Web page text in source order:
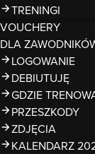
TRENINGI
VOUCHERY
DLA
LOGOWANIE
DEBIUTUJĘ
GDZIE
PRZESZKODY
ZDJĘCIA
KALENDARZ